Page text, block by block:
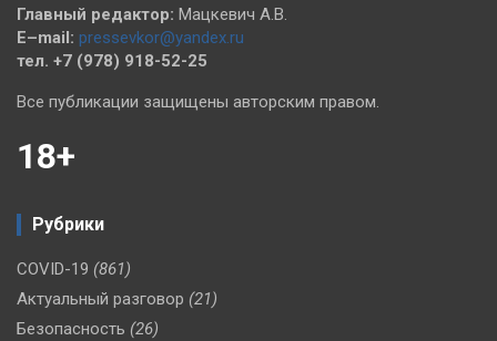
Главный редактор: Мацкевич А.В.
E–mail: pressevkor@yandex.ru
тел. +7 (978) 918-52-25
Все публикации защищены авторским правом.
18+
Рубрики
COVID-19 (861)
Актуальный разговор (21)
Безопасность (26)